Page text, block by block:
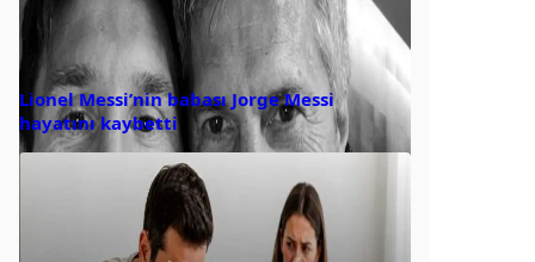
Lionel Messi’nin babası Jorge Messi
hayatını kaybetti